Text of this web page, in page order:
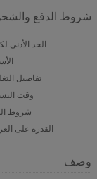
شروط الدفع
الحد الأدنى
تفاصيل
وقت
شروط
القدرة على
وصف